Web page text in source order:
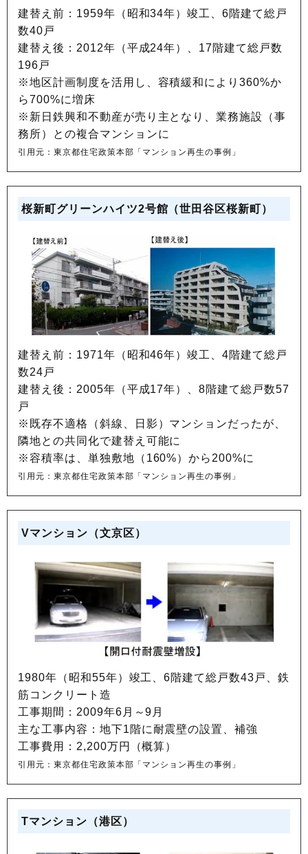
建替え前：1959年（昭和34年）竣工、6階建て総戸
数40戸
建替え後：2012年（平成24年）、17階建て総戸数
196戸
※地区計画制度を活用し、容積緩和により360%か
ら700%に増床
※新日鉄興和不動産が売り主となり、業務施設（事
務所）との複合マンションに
引用元：東京都住宅政策本部「マンション再生の事例」
桜新町グリーンハイツ2号館（世田谷区桜新町）
建替え前：1971年（昭和46年）竣工、4階建て総戸
数24戸
建替え後：2005年（平成17年）、8階建て総戸数57
戸
※既存不適格（斜線、日影）マンションだったが、
隣地との共同化で建替え可能に
※容積率は、単独敷地（160%）から200%に
引用元：東京都住宅政策本部「マンション再生の事例」
Vマンション（文京区）
1980年（昭和55年）竣工、6階建て総戸数43戸、鉄
筋コンクリート造
工事期間：2009年6月～9月
主な工事内容：地下1階に耐震壁の設置、補強
工事費用：2,200万円（概算）
引用元：東京都住宅政策本部「マンション再生の事例」
Tマンション（港区）